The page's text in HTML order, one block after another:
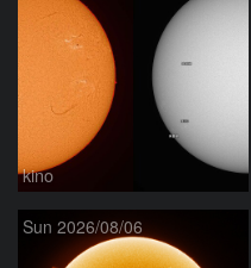
kino
Sun 2026/08/06